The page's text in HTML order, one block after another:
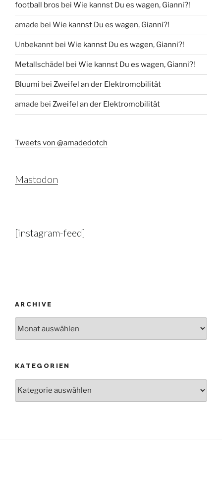
football bros bei Wie kannst Du es wagen, Gianni?!
amade bei Wie kannst Du es wagen, Gianni?!
Unbekannt bei Wie kannst Du es wagen, Gianni?!
Metallschädel bei Wie kannst Du es wagen, Gianni?!
Bluumi bei Zweifel an der Elektromobilität
amade bei Zweifel an der Elektromobilität
Tweets von @amadedotch
Mastodon
[instagram-feed]
ARCHIVE
KATEGORIEN